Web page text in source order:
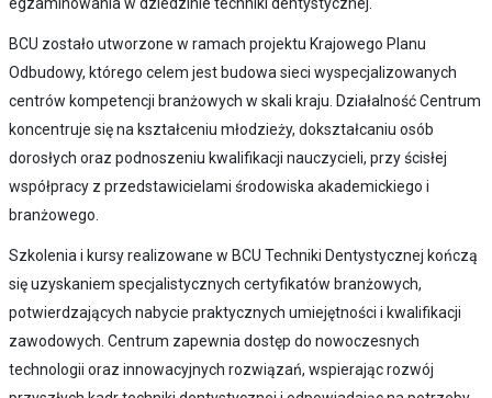
egzaminowania w dziedzinie techniki dentystycznej.
BCU zostało utworzone w ramach projektu Krajowego Planu
Odbudowy, którego celem jest budowa sieci wyspecjalizowanych
centrów kompetencji branżowych w skali kraju. Działalność Centrum
koncentruje się na kształceniu młodzieży, dokształcaniu osób
dorosłych oraz podnoszeniu kwalifikacji nauczycieli, przy ścisłej
współpracy z przedstawicielami środowiska akademickiego i
branżowego.
Szkolenia i kursy realizowane w BCU Techniki Dentystycznej kończą
się uzyskaniem specjalistycznych certyfikatów branżowych,
potwierdzających nabycie praktycznych umiejętności i kwalifikacji
zawodowych. Centrum zapewnia dostęp do nowoczesnych
technologii oraz innowacyjnych rozwiązań, wspierając rozwój